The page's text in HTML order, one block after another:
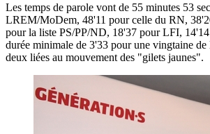
Les temps de parole vont de 55 minutes 53
LREM/MoDem, 48'11 pour celle du RN,
pour la liste PS/PP/ND, 18'37 pour LFI,
durée minimale de 3'33 pour une vingtaine de
deux liées au mouvement des "gilets jaunes".